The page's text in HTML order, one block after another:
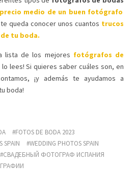
precio medio de un buen fotógrafo
queda conocer unos cuantos trucos
tu boda.
lista de los mejores fotógrafos de
lo lees! Si quieres saber cuáles son, en
¡y además te ayudamos a
boda!
FOTOS DE BODA 2023
SPAIN
WEDDING PHOTOS SPAIN
СВАДЕБНЫЙ ФОТОГРАФ ИСПАНИЯ